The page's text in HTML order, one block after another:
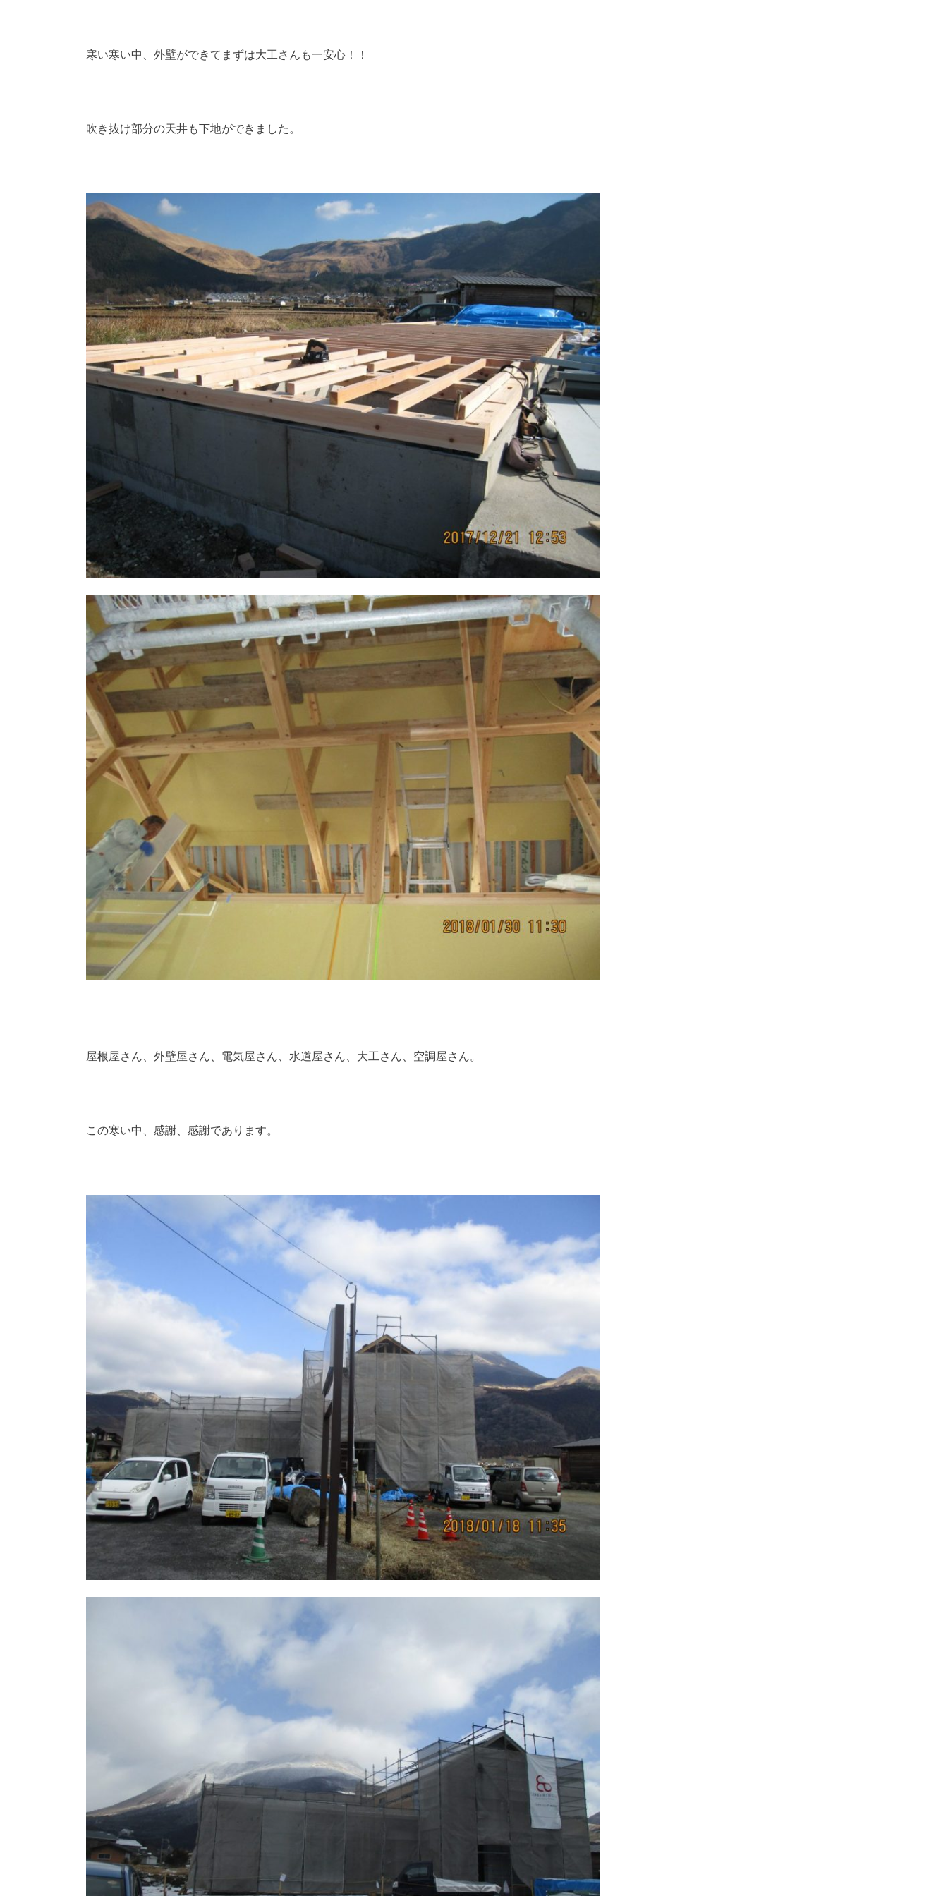
寒い寒い中、外壁ができてまずは大工さんも一安心！！
吹き抜け部分の天井も下地ができました。
屋根屋さん、外壁屋さん、電気屋さん、水道屋さん、大工さん、空調屋さん。
この寒い中、感謝、感謝であります。